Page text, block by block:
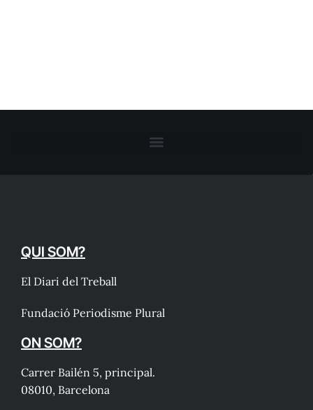
QUI SOM?
El Diari del Treball
Fundació Periodisme Plural
ON SOM?
Carrer Bailén 5, principal.
08010, Barcelona